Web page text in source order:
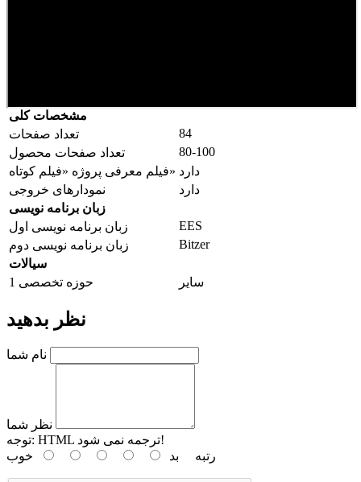
مشخصات کلی
تعداد صفحات
84
تعداد صفحات محصول
80-100
فیلم معرفی پروژه «فیلم کوتاه» دارد
نمودارهای خروجی
دارد
زبان برنامه نویسی
زبان برنامه نویسی اول
EES
زبان برنامه نویسی دوم
Bitzer
سیالات
حوزه تخصصی 1
سایر
نظر بدهید
نام شما
نظر شما
توجه:
HTML ترجمه نمی شود!
رتبه بد خوب